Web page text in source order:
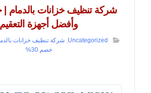
وأفضل أجهزة التعقيم
Uncategorized
,
خصم 30%